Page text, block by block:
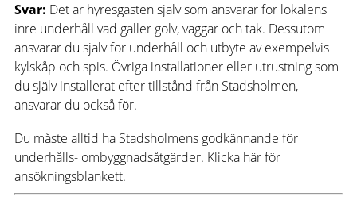
Svar: Det är hyresgästen själv som ansvarar för lokalens
inre underhåll vad gäller golv, väggar och tak. Dessutom
ansvarar du själv för underhåll och utbyte av exempelvis
kylskåp och spis. Övriga installationer eller utrustning som
du själv installerat efter tillstånd från Stadsholmen,
ansvarar du också för.
Du måste alltid ha Stadsholmens godkännande för
underhålls- ombyggnadsåtgärder. Klicka här för
ansökningsblankett.